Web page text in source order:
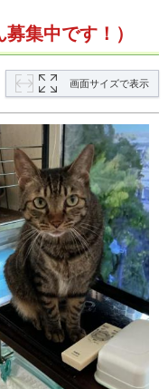
募集中です！）
画面サイズで表示